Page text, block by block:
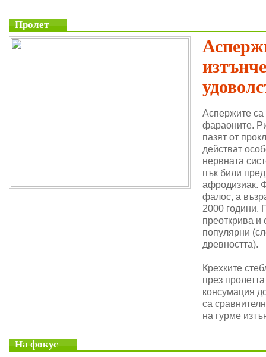
Пролет
Аспержите
фараоните.
пазят от
действат
нервната
пък били
афродизиак.
фалос, а
2000 години.
преоткрива и
популярни
древността).
Крехките
през
консумация
са
на гурме
На фокус